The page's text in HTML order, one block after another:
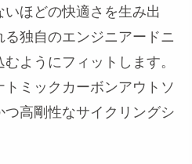
ほどの快適さを生み出
る独自のエンジニアードニ
ようにフィットします。
ミックカーボンアウトソ
高剛性なサイクリングシ